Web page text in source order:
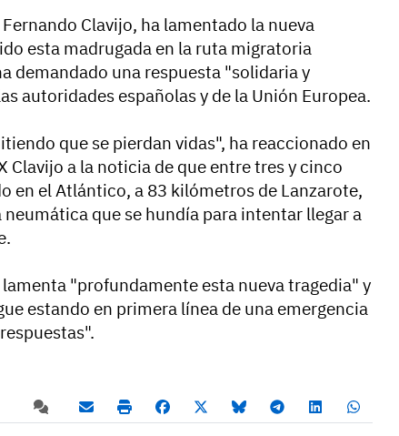
Clavijo, ha lamentado la nueva
esta madrugada en la ruta migratoria
demandado una respuesta "solidaria y
autoridades españolas y de la Unión Europea.
que se pierdan vidas", ha reaccionado en
Clavijo a la noticia de que entre tres y cinco
en el Atlántico, a 83 kilómetros de Lanzarote,
neumática que se hundía para intentar llegar a
"profundamente esta nueva tragedia" y
estando en primera línea de una emergencia